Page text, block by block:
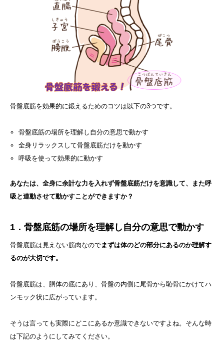
骨盤底筋を効果的に鍛えるためのコツは以下の3つです。
骨盤底筋の場所を理解し自分の意思で動かす
全身リラックスして骨盤底筋だけを動かす
呼吸を使って効果的に動かす
あなたは、全身に余計な力を入れず骨盤底筋だけを意識して、また呼
吸と連動させて動かすことができますか？
1．骨盤底筋の場所を理解し自分の意思で動かす
骨盤底筋は見えない筋肉なのでまずは体のどの部分にあるのか理解す
るのが大切です。
骨盤底筋は、胴体の底にあり、骨盤の内側に尾骨から恥骨にかけてハ
ンモック状に広がっています。
そうは言っても実際にどこにあるか意識できないですよね。そんな時
は下記のようにしてみてください。